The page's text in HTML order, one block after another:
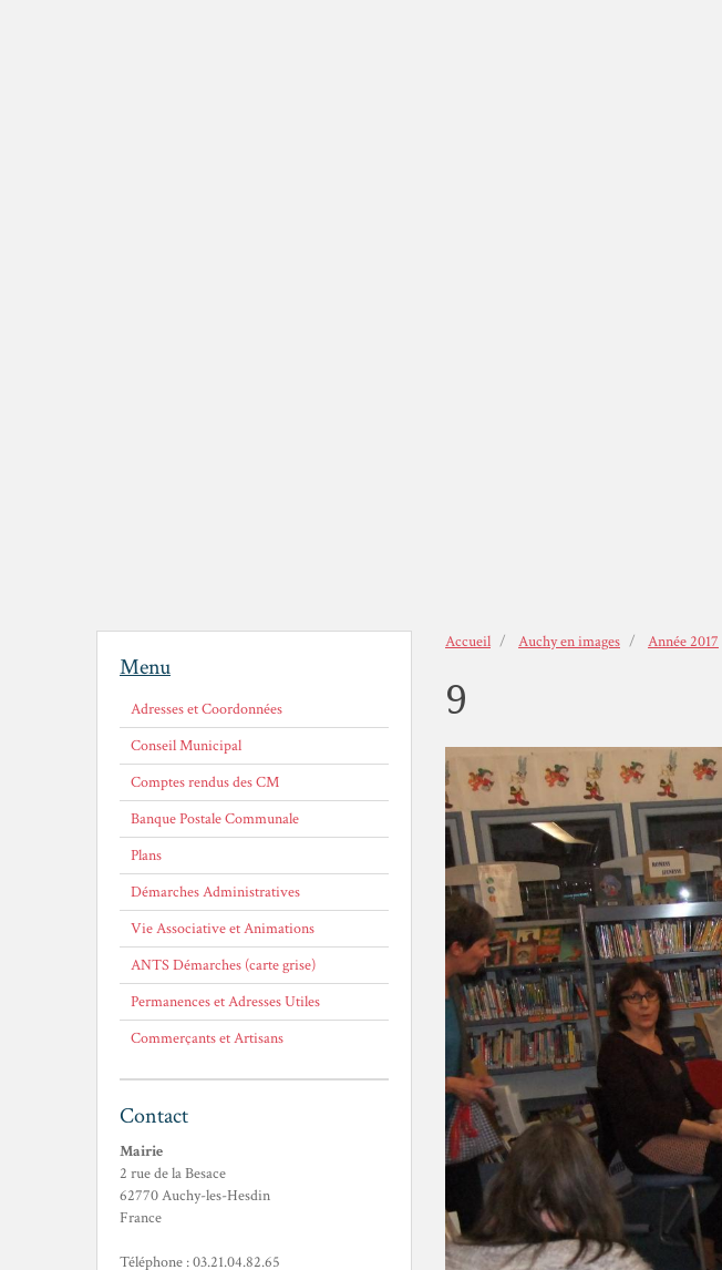
Accueil Auchy en images Année 2017
9
Menu
Adresses et Coordonnées
Conseil Municipal
Comptes rendus des CM
Banque Postale Communale
Plans
Démarches Administratives
Vie Associative et Animations
ANTS Démarches (carte grise)
Permanences et Adresses Utiles
Commerçants et Artisans
Contact
Mairie
2 rue de la Besace
62770 Auchy-les-Hesdin
France
Téléphone : 03.21.04.82.65